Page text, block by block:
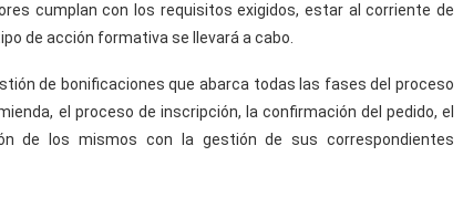
cumplan con los requisitos exigidos, estar al corriente de
de acción formativa se llevará a cabo.
de bonificaciones que abarca todas las fases del proceso
el proceso de inscripción, la confirmación del pedido, el
de los mismos con la gestión de sus correspondientes